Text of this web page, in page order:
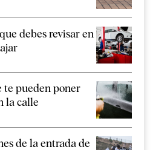
debes revisar en
te pueden poner
la calle
de la entrada de